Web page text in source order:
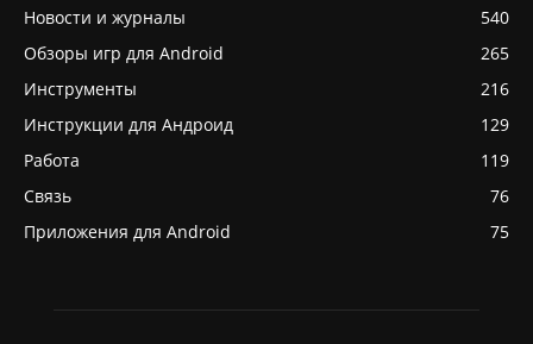
Новости и журналы
540
Обзоры игр для Android
265
Инструменты
216
Инструкции для Андроид
129
Работа
119
Связь
76
Приложения для Android
75